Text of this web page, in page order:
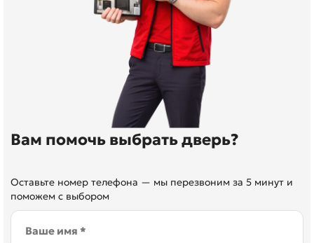
Вам помочь выбрать дверь?
Оставьте номер телефона — мы перезвоним за 5 минут и
поможем с выбором